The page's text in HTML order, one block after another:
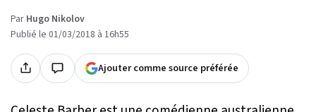
Par Hugo Nikolov
Publié le 01/03/2018 à 16h55
Ajouter comme source préférée